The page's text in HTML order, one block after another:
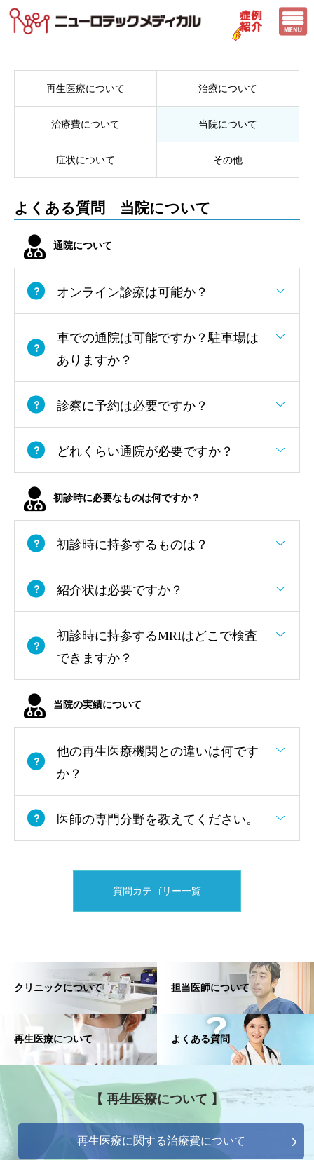
再生医療について 治療について
治療費について 当院について
症状について その他
よくある質問 当院について
通院について
オンライン診療は可能か？
車での通院は可能ですか？駐車場は
ありますか？
診察に予約は必要ですか？
どれくらい通院が必要ですか？
初診時に必要なものは何ですか？
初診時に持参するものは？
紹介状は必要ですか？
初診時に持参するMRIはどこで検査
できますか？
当院の実績について
他の再生医療機関との違いは何です
か？
医師の専門分野を教えてください。
質問カテゴリー一覧
クリニックについて 担当医師について
再生医療について よくある質問
【 再生医療について 】
再生医療に関する治療費について